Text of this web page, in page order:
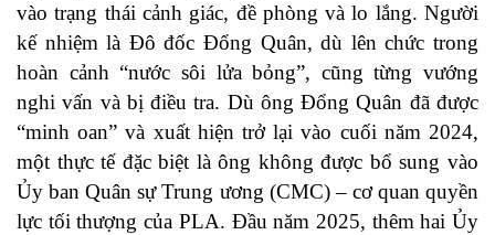
vào trạng thái cảnh giác, đề phòng và lo lắng. Người
kế nhiệm là Đô đốc Đổng Quân, dù lên chức trong
hoàn cảnh “nước sôi lửa bỏng”, cũng từng vướng
nghi vấn và bị điều tra. Dù ông Đổng Quân đã được
“minh oan” và xuất hiện trở lại vào cuối năm 2024,
một thực tế đặc biệt là ông không được bổ sung vào
Ủy ban Quân sự Trung ương (CMC) – cơ quan quyền
lực tối thượng của PLA. Đầu năm 2025, thêm hai Ủy